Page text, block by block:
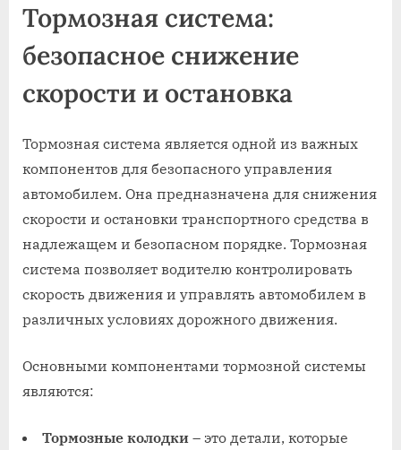
Тормозная система:
безопасное снижение
скорости и остановка
Тормозная система является одной из важных
компонентов для безопасного управления
автомобилем. Она предназначена для снижения
скорости и остановки транспортного средства в
надлежащем и безопасном порядке. Тормозная
система позволяет водителю контролировать
скорость движения и управлять автомобилем в
различных условиях дорожного движения.
Основными компонентами тормозной системы
являются:
Тормозные колодки – это детали, которые